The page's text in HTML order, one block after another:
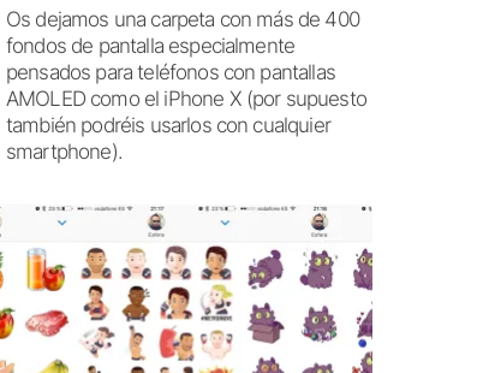
Os dejamos una carpeta con más de 400
fondos de pantalla especialmente
pensados para teléfonos con pantallas
AMOLED como el iPhone X (por supuesto
también podréis usarlos con cualquier
smartphone).